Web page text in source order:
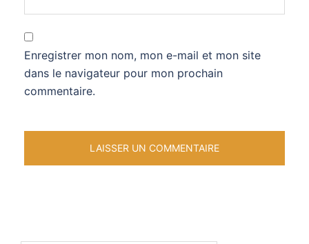
Enregistrer mon nom, mon e-mail et mon site
dans le navigateur pour mon prochain
commentaire.